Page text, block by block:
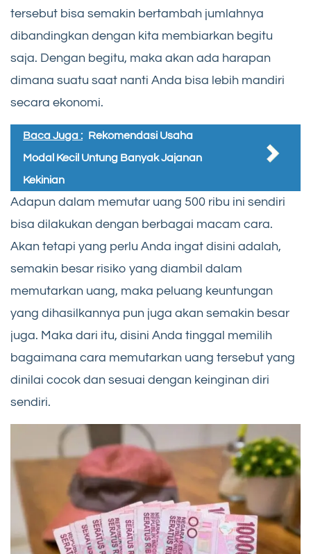
tersebut bisa semakin bertambah jumlahnya
dibandingkan dengan kita membiarkan begitu
saja. Dengan begitu, maka akan ada harapan
dimana suatu saat nanti Anda bisa lebih mandiri
secara ekonomi.
Baca Juga : Rekomendasi Usaha
Modal Kecil Untung Banyak Jajanan
Kekinian
Adapun dalam memutar uang 500 ribu ini sendiri
bisa dilakukan dengan berbagai macam cara.
Akan tetapi yang perlu Anda ingat disini adalah,
semakin besar risiko yang diambil dalam
memutarkan uang, maka peluang keuntungan
yang dihasilkannya pun juga akan semakin besar
juga. Maka dari itu, disini Anda tinggal memilih
bagaimana cara memutarkan uang tersebut yang
dinilai cocok dan sesuai dengan keinginan diri
sendiri.